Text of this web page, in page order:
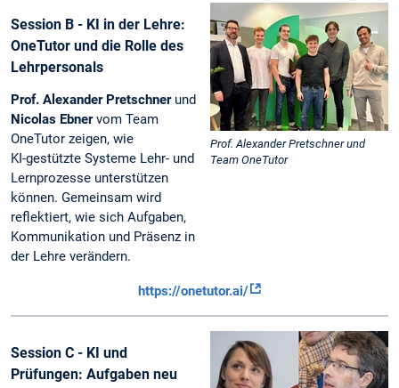
Prof. Alexander Pretschner und
Team OneTutor
Session B - KI in der Lehre:
OneTutor und die Rolle des
Lehrpersonals
Prof. Alexander Pretschnerund
Nicolas Ebnervom Team
OneTutor zeigen, wie
KI-gestützte Systeme Lehr- und
Lernprozesse unterstützen
können. Gemeinsam wird
reflektiert, wie sich Aufgaben,
Kommunikation und Präsenz in
der Lehre verändern.
https://onetutor.ai/
Session C - KI und
Prüfungen: Aufgaben neu